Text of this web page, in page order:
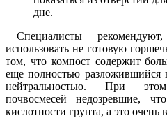
дне.
Специалисты
использовать не готовую
том, что компост содержит
еще полностью разложившийся
нейтральностью. При
почвосмесей недозревшие,
кислотности грунта, а это очень